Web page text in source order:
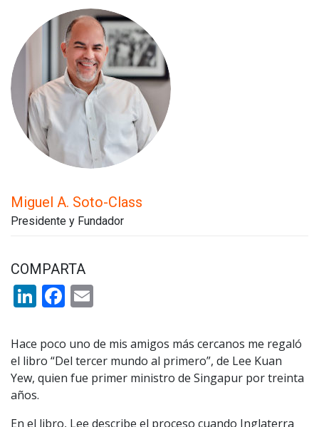
Miguel A. Soto-Class
Presidente y Fundador
COMPARTA
LinkedIn
Facebook
Hace poco uno de mis amigos más cercanos me regaló
el libro “Del tercer mundo al primero”, de Lee Kuan
Yew, quien fue primer ministro de Singapur por treinta
años.
En el libro, Lee describe el proceso cuando Inglaterra